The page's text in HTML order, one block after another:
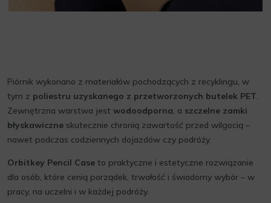
Piórnik wykonano z materiałów pochodzących z recyklingu, w
tym z poliestru uzyskanego z przetworzonych butelek PET.
Zewnętrzna warstwa jest wodoodporna, a szczelne zamki
błyskawiczne skutecznie chronią zawartość przed wilgocią –
nawet podczas codziennych dojazdów czy podróży.
Orbitkey Pencil Case to praktyczne i estetyczne rozwiązanie
dla osób, które cenią porządek, trwałość i świadomy wybór – w
pracy, na uczelni i w każdej podróży.